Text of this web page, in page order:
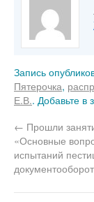
Запись
Пятерочка,
Е.В.. Добавьте в
← Прошли
«Основные
испытаний